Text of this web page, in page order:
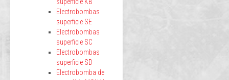
Electrobombas
superficie SE
Electrobombas
superficie SC
Electrobombas
superficie SD
Electrobomba de